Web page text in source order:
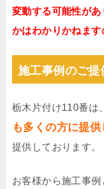
変動する可能性が
かはわかりかねます
施工事例のご提
栃木片付け110番は、
も多くの方に提供
提供しております。
お客様から施工事